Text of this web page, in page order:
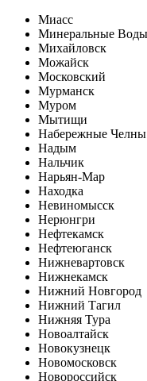
Миасс
Минеральные Воды
Михайловск
Можайск
Московский
Мурманск
Муром
Мытищи
Набережные Челны
Надым
Нальчик
Нарьян-Мар
Находка
Невиномысск
Нерюнгри
Нефтекамск
Нефтеюганск
Нижневартовск
Нижнекамск
Нижний Новгород
Нижний Тагил
Нижняя Тура
Новоалтайск
Новокузнецк
Новомосковск
Новороссийск